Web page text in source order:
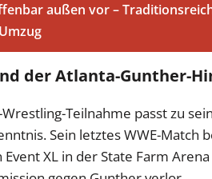
außen vor –
der Atlanta-Gunther-
Teilnahme passt zu
Sein letztes WWE-Match
XL in der State Farm